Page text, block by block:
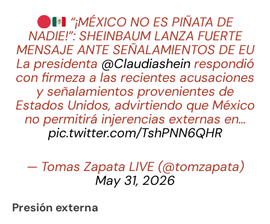
“¡MÉXICO NO ES PIÑATA DE
NADIE!”: SHEINBAUM LANZA FUERTE
MENSAJE ANTE SEÑALAMIENTOS DE EU
La presidenta @Claudiasheinrespondió
con firmeza a las recientes acusaciones
y señalamientos provenientes de
Estados Unidos, advirtiendo que México
no permitirá injerencias externas en…
pic.twitter.com/TshPNN6QHR
— Tomas Zapata LIVE (@tomzapata)
May 31, 2026
Presión externa